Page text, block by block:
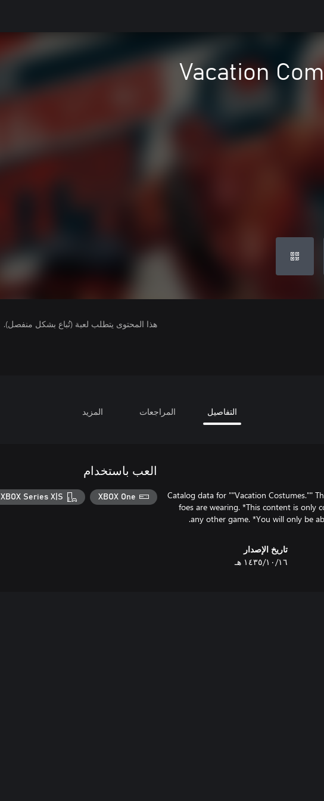
Vacation
هذا المحتوى يتطلب لعبة (تُباع بشكل منفصل).
التفاصيل المراجعات المزيد
Catalog data for ""Vacation Costumes.""
foes are wearing. *This content is only
any other game. *You will only be
تاريخ الإصدار
١٦‏/١٠‏/١٤٣٥ هـ
العب باستخدام
XBOX One
XBOX Series X|S